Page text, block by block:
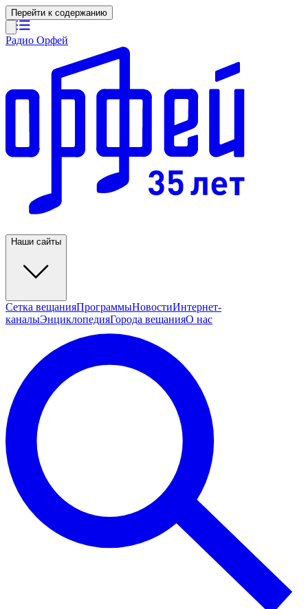
Перейти к содержанию
Радио Орфей
Наши сайты
Сетка вещанияПрограммыНовостиИнтернет-
каналыЭнциклопедияГорода вещанияО нас